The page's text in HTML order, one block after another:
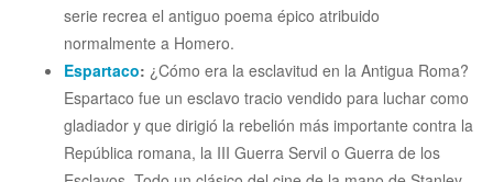
serie recrea el antiguo poema épico atribuido
normalmente a Homero.
Espartaco: ¿Cómo era la esclavitud en la Antigua Roma?
Espartaco fue un esclavo tracio vendido para luchar como
gladiador y que dirigió la rebelión más importante contra la
República romana, la III Guerra Servil o Guerra de los